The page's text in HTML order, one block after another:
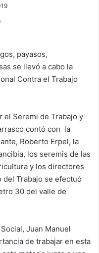
payasos,
se llevó a cabo la
Contra el Trabajo
el Seremi de Trabajo y
contó con la
Roberto Erpel, la
los seremis de las
y los directores
Trabajo se efectuó
30 del valle de
Juan Manuel
de trabajar en esta